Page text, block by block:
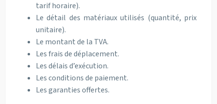
tarif horaire).
Le détail des matériaux utilisés (quantité, prix
unitaire).
Le montant de la TVA.
Les frais de déplacement.
Les délais d’exécution.
Les conditions de paiement.
Les garanties offertes.